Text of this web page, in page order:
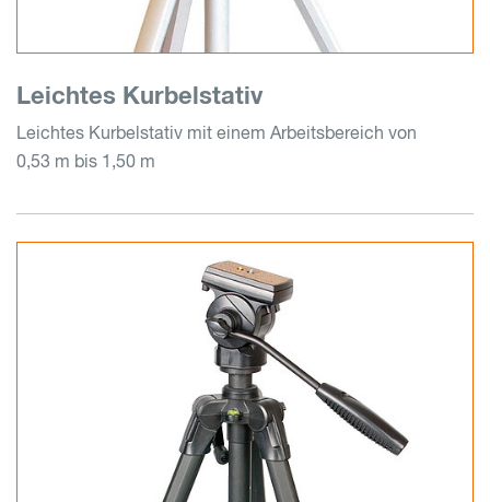
Leichtes Kurbelstativ
Leichtes Kurbelstativ mit einem Arbeitsbereich von
0,53 m bis 1,50 m